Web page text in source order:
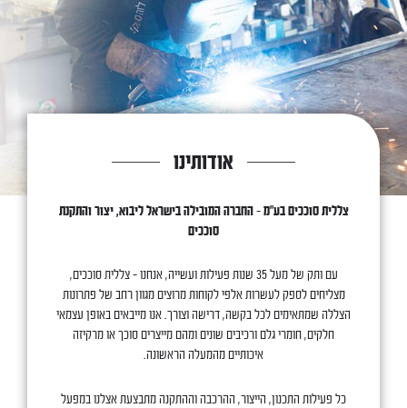
אודותינו
צללית סוככים בע"מ – החברה המובילה בישראל ליבוא, יצור והתקנת
סוככים
עם ותק של מעל 35 שנות פעילות ועשייה, אנחנו – צללית סוככים,
מצליחים לספק לעשרות אלפי לקוחות מרוצים מגוון רחב של פתרונות
הצללה שמתאימים לכל בקשה, דרישה וצורך. אנו מייבאים באופן עצמאי
חלקים, חומרי גלם ורכיבים שונים ומהם מייצרים סוכך או מרקיזה
איכותיים מהמעלה הראשונה.
כל פעילות התכנון, הייצור, ההרכבה וההתקנה מתבצעת אצלנו במפעל